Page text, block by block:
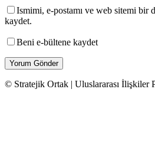
Ismimi, e-postamı ve web sitemi bir
kaydet.
Beni e-bültene kaydet
© Stratejik Ortak | Uluslararası İlişkiler